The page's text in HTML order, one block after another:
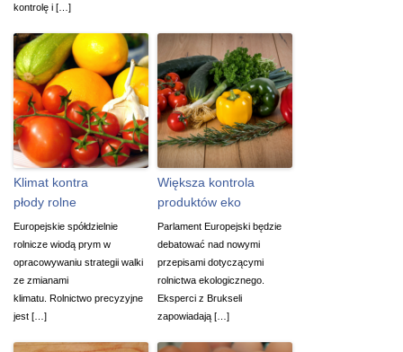
kontrolę i […]
Klimat kontra
płody rolne
Europejskie spółdzielnie
rolnicze wiodą prym w
opracowywaniu strategii walki
ze zmianami
klimatu. Rolnictwo precyzyjne
jest […]
Większa kontrola
produktów eko
Parlament Europejski będzie
debatować nad nowymi
przepisami dotyczącymi
rolnictwa ekologicznego.
Eksperci z Brukseli
zapowiadają […]